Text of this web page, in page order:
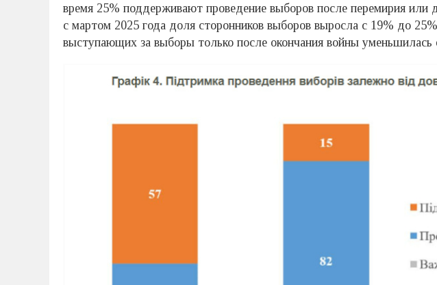
время 25% поддерживают проведение выборов после перемирия или
с мартом 2025 года доля сторонников выборов выросла с 19% до
выступающих за выборы только после окончания войны